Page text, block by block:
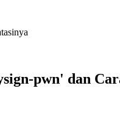
pwn' dan